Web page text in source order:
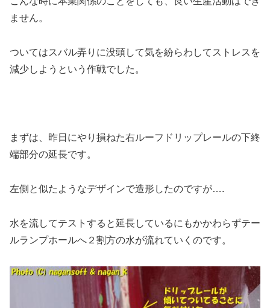
ません。
ついてはスバル弄りに没頭して気を紛らわしてストレスを
減少しようという作戦でした。
まずは、昨日にやり損ねた右ルーフドリップレールの下終
端部分の延長です。
左側と似たようなデザインで造形したのですが….
水を流してテストすると延長しているにもかかわらずテー
ルランプホールへ２割方の水が流れていくのです。